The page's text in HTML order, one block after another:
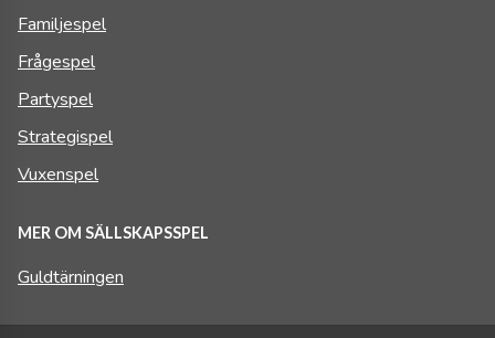
Familjespel
Frågespel
Partyspel
Strategispel
Vuxenspel
MER OM SÄLLSKAPSSPEL
Guldtärningen